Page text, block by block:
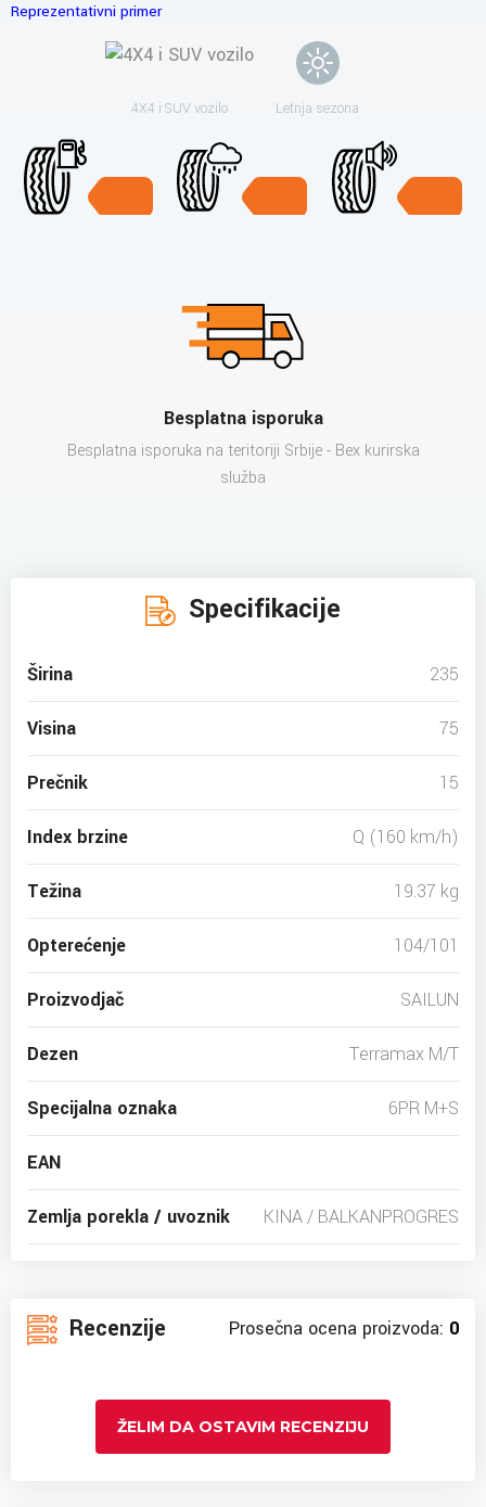
Reprezentativni primer
4X4 i SUV vozilo Letnja sezona
Besplatna isporuka
Besplatna isporuka na teritoriji Srbije - Bex kurirska
služba
Specifikacije
Širina 235
Visina 75
Prečnik 15
Index brzine Q (160 km/h)
Težina 19.37 kg
Opterećenje 104/101
Proizvodjač SAILUN
Dezen Terramax M/T
Specijalna oznaka 6PR M+S
EAN
Zemlja porekla / uvoznik KINA / BALKANPROGRES
Recenzije Prosečna ocena proizvoda: 0
ŽELIM DA OSTAVIM RECENZIJU